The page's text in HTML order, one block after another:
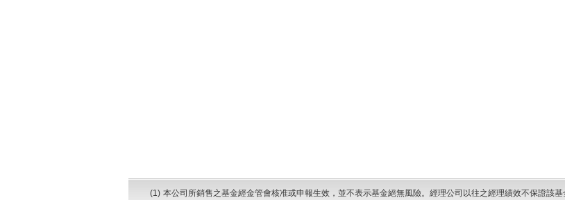
(1) 本公司所銷售之基金經金管會核准或申報生效，並不表示基金絕無風險。經理公司以往之經理績效不保證該